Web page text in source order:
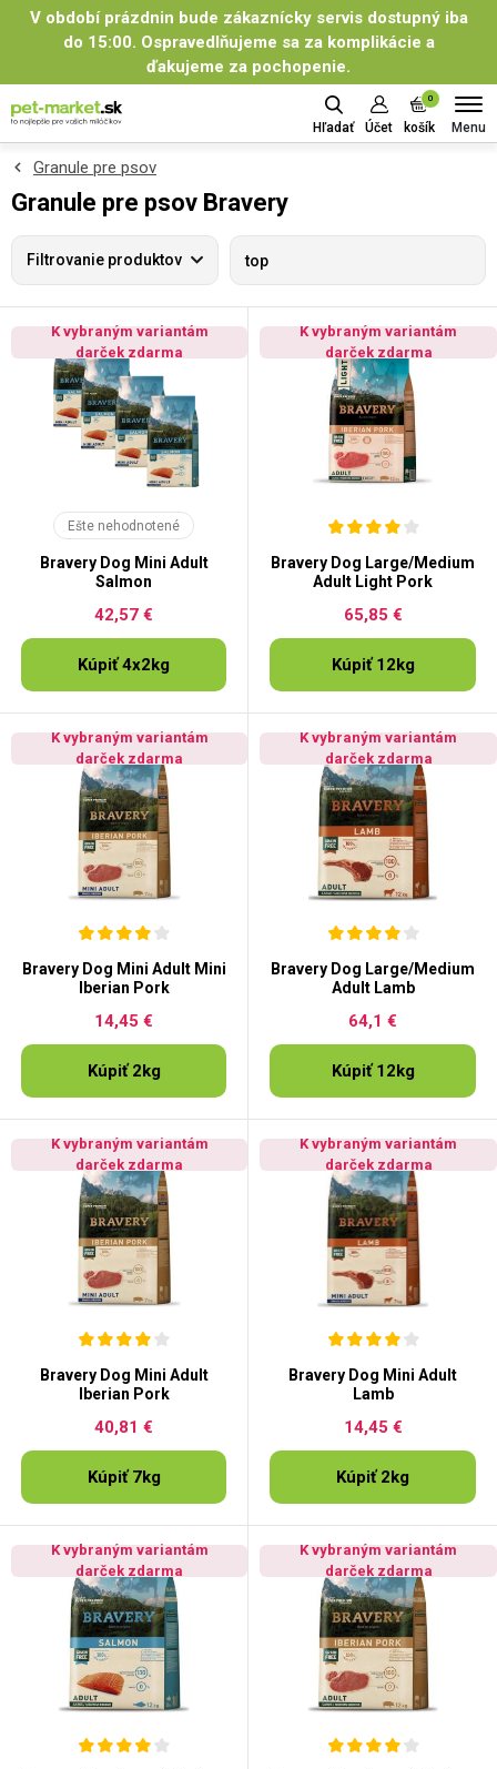
V období prázdnin bude zákaznícky servis dostupný iba
do 15:00. Ospravedlňujeme sa za komplikácie a
ďakujeme za pochopenie.
Hľadať Účet
0
košík Menu
Granule pre psov
Granule pre psov Bravery
Filtrovanie produktov top
K vybraným variantám
darček zdarma
Ešte nehodnotené
Bravery Dog Mini Adult
Salmon
42,57 €
Kúpiť 4x2kg
K vybraným variantám
darček zdarma
Bravery Dog Large/Medium
Adult Light Pork
65,85 €
Kúpiť 12kg
K vybraným variantám
darček zdarma
Bravery Dog Mini Adult Mini
Iberian Pork
14,45 €
Kúpiť 2kg
K vybraným variantám
darček zdarma
Bravery Dog Large/Medium
Adult Lamb
64,1 €
Kúpiť 12kg
K vybraným variantám
darček zdarma
Bravery Dog Mini Adult
Iberian Pork
40,81 €
Kúpiť 7kg
K vybraným variantám
darček zdarma
Bravery Dog Mini Adult
Lamb
14,45 €
Kúpiť 2kg
K vybraným variantám
darček zdarma
K vybraným variantám
darček zdarma